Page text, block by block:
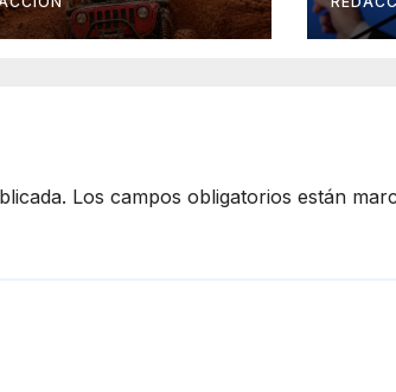
–
año
Los campos obligatorios están